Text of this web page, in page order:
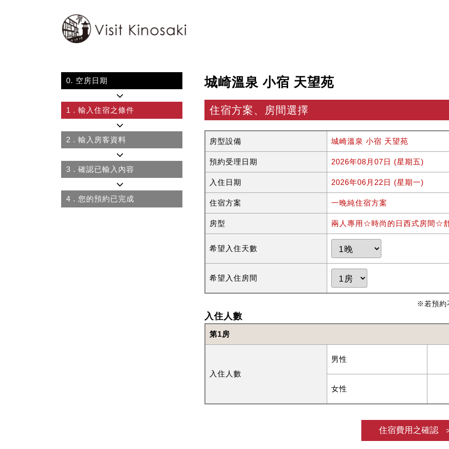
0. 空房日期
1 . 輸入住宿之條件
2 . 輸入房客資料
3 . 確認已輸入內容
4 . 您的預約已完成
城崎溫泉 小宿 天望苑
住宿方案、房間選擇
房型設備 城崎溫泉 小宿 天望苑
預約受理日期 2026年08月07日 (星期五)
入住日期 2026年06月22日 (星期一)
住宿方案 一晚純住宿方案
房型 兩人專用☆時尚的日西式房間☆
希望入住天數
希望入住房間
※若預約
入住人數
第1房
入住人數
男性
女性
住宿費用之確認